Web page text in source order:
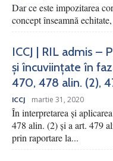
Dar ce este impozitarea
concept înseamnă
ICCJ | RIL admis –
și încuviințate în
470, 478 alin. (2),
ICCJ martie 31, 2020
În interpretarea şi
478 alin. (2) şi a art. 479
prin raportare la...